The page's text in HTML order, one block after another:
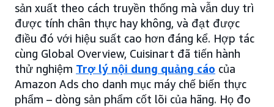
sản xuất theo cách truyền thống mà vẫn duy trì
được tính chân thực hay không, và đạt được
điều đó với hiệu suất cao hơn đáng kể. Hợp tác
cùng Global Overview, Cuisinart đã tiến hành
thử nghiệm Trợ lý nội dung quảng cáo của
Amazon Ads cho danh mục máy chế biến thực
phẩm – dòng sản phẩm cốt lõi của hãng. Họ đo